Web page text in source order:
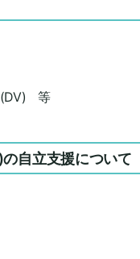
(DV) 等
自立支援について